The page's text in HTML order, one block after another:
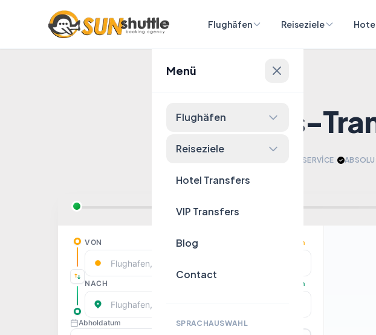
Flughäfen Reiseziele
Menü
Flughäfen
Reiseziele
Hotel Transfers
VIP Transfers
Blog
Contact
SPRACHAUSWAHL
Festpreis-
24/7 SERVİCE